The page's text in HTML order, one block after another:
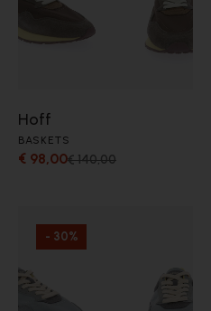
Hoff
BASKETS
€ 98,00€ 140,00
- 30%